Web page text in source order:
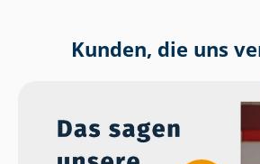
Kunden, die uns